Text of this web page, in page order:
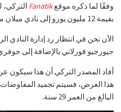
وفقًا لما ذكره موقعFanatik
بقيمة 12 مليون يورو إلى نادي ميلان من أجل
الآن نحن في انتظار رد إدارة النادي
جيورجيو فورلاني بالإضافة إلى
أفاد المصدر التركي أن هذا سيكون
هذا العرض، فسيتم تجميد
البالغ من العمر 29 سنة.